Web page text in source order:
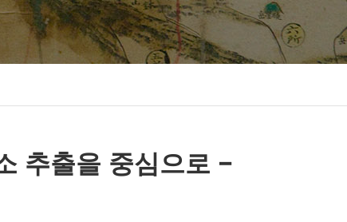
추출을 중심으로 −